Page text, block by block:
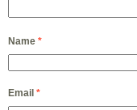
Name *
Email *